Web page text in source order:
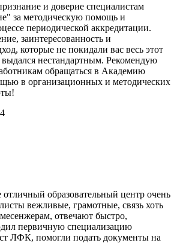
и доверие специалистам
за методическую помощь и
периодической аккредитации.
заинтересованность и
которые не покидали вас весь этот
выдался нестандартным. Рекомендую
обращаться в Академию
в организационных и методических
образовательный центр очень
вежливые, грамотные, связь хоть
отвечают быстро,
первичную специализацию
ЛФК, помогли подать документы на